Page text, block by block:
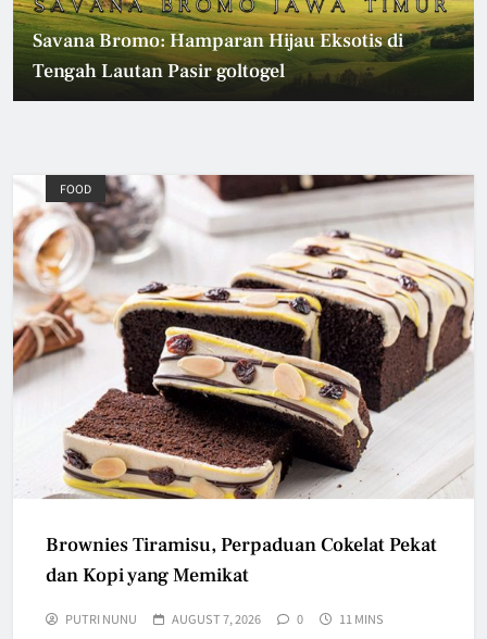
Savana Bromo: Hamparan Hijau Eksotis di
Tengah Lautan Pasir goltogel
FOOD
Brownies Tiramisu, Perpaduan Cokelat Pekat
dan Kopi yang Memikat
PUTRI NUNU AUGUST 7, 2026 0 11 MINS